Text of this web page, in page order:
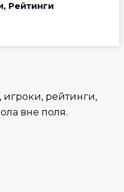
, Рейтинги
рейтинги,
вне поля.